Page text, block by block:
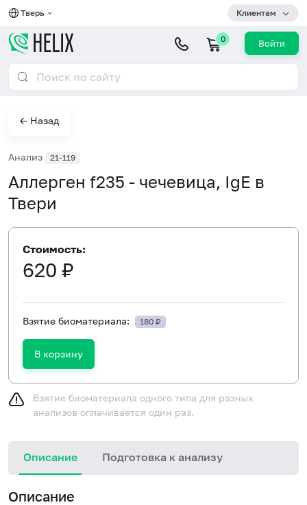
Тверь Клиентам
0 Войти
← Назад
Анализ 21-119
Аллерген f235 - чечевица, IgE в
Твери
Стоимость:
620 ₽
Взятие биоматериала: 180 ₽
В корзину
Взятие биоматериала одного типа для разных
анализов оплачивается один раз.
Описание Подготовка к анализу
Описание